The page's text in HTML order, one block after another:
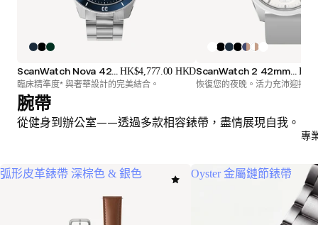
專
ScanWatch Nova 42mm 藍色 HK$4,777.00 HKD
臨床精準度* 與奢華設計的完美結合。
ScanWatch 2 42mm 白色銀色
恢復您的夜晚。活力充沛迎接每
腕帶
從健身到辦公室——透過多款相容錶帶，盡情展現自我。
弧形皮革錶帶 深棕色 & 銀色 Oyster 金屬鏈節錶帶